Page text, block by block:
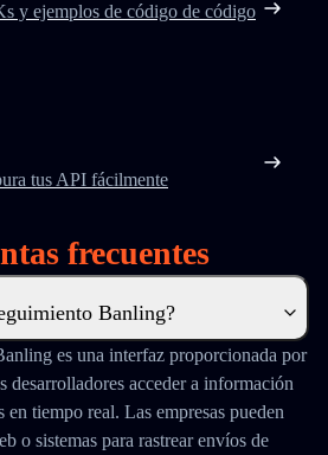
y ejemplos de código de código
tus API fácilmente
frecuentes
Banling?
es una interfaz proporcionada por
desarrolladores acceder a información
tiempo real. Las empresas pueden
o sistemas para rastrear envíos de